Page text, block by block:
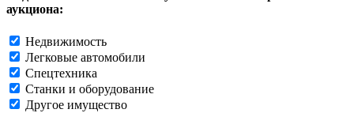
аукциона:
Недвижимость
Легковые автомобили
Спецтехника
Станки и оборудование
Другое имущество